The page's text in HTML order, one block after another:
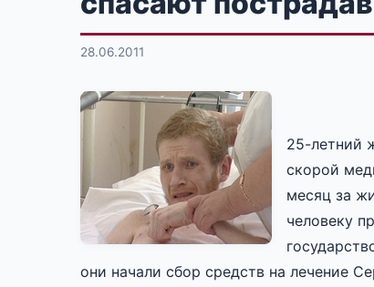
28.06.2011
25-летний
скорой
месяц за
человеку
они начали сбор средств на лечение